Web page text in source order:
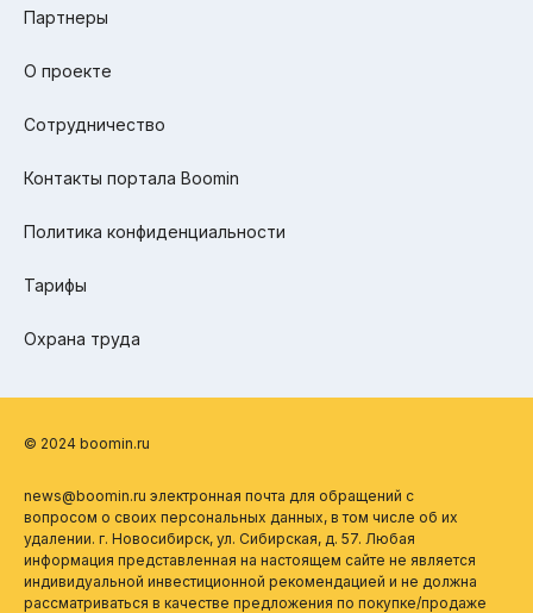
Партнеры
О проекте
Сотрудничество
Контакты портала Boomin
Политика конфиденциальности
Тарифы
Охрана труда
© 2024 boomin.ru
news@boomin.ru электронная почта для обращений с
вопросом о своих персональных данных, в том числе об их
удалении. г. Новосибирск, ул. Сибирская, д. 57. Любая
информация представленная на настоящем сайте не является
индивидуальной инвестиционной рекомендацией и не должна
рассматриваться в качестве предложения по покупке/продаже